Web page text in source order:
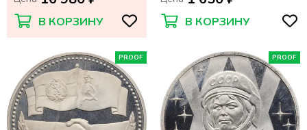
В КОРЗИНУ В КОРЗИНУ
PROOF PROOF